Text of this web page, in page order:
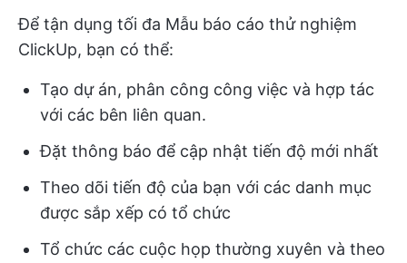
Để tận dụng tối đa Mẫu báo cáo thử nghiệm
ClickUp, bạn có thể:
Tạo dự án, phân công công việc và hợp tác
với các bên liên quan.
Đặt thông báo để cập nhật tiến độ mới nhất
Theo dõi tiến độ của bạn với các danh mục
được sắp xếp có tổ chức
Tổ chức các cuộc họp thường xuyên và theo